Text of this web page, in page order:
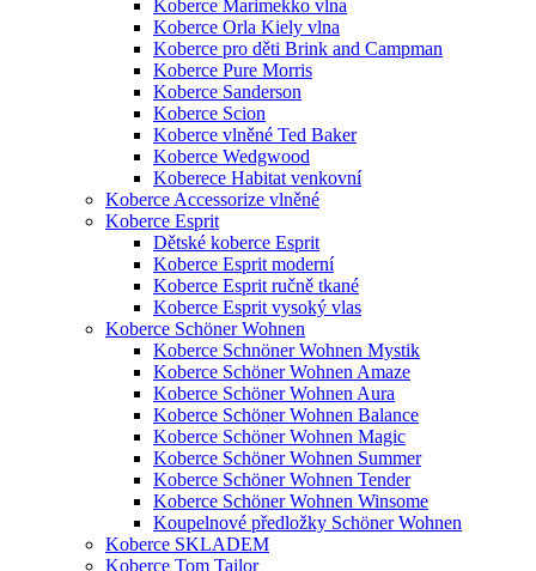
Koberce Marimekko vlna
Koberce Orla Kiely vlna
Koberce pro děti Brink and Campman
Koberce Pure Morris
Koberce Sanderson
Koberce Scion
Koberce vlněné Ted Baker
Koberce Wedgwood
Koberece Habitat venkovní
Koberce Accessorize vlněné
Koberce Esprit
Dětské koberce Esprit
Koberce Esprit moderní
Koberce Esprit ručně tkané
Koberce Esprit vysoký vlas
Koberce Schöner Wohnen
Koberce Schnöner Wohnen Mystik
Koberce Schöner Wohnen Amaze
Koberce Schöner Wohnen Aura
Koberce Schöner Wohnen Balance
Koberce Schöner Wohnen Magic
Koberce Schöner Wohnen Summer
Koberce Schöner Wohnen Tender
Koberce Schöner Wohnen Winsome
Koupelnové předložky Schöner Wohnen
Koberce SKLADEM
Koberce Tom Tailor